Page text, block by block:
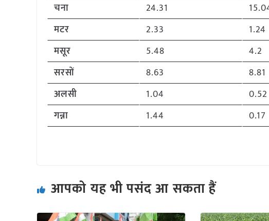
चना
24.31
मटर
2.33
1.24
मसूर
5.48
4.2
सरसों
8.63
8.81
अलसी
1.04
0.52
गन्ना
1.44 0.17
आपको यह भी पसंद आ सकता हैं